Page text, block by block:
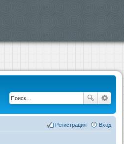
Вход
Регистрация